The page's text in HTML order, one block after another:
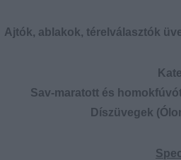
Ajtók, ablakok, térelválasztók
Sav-maratott és
Díszüvegek